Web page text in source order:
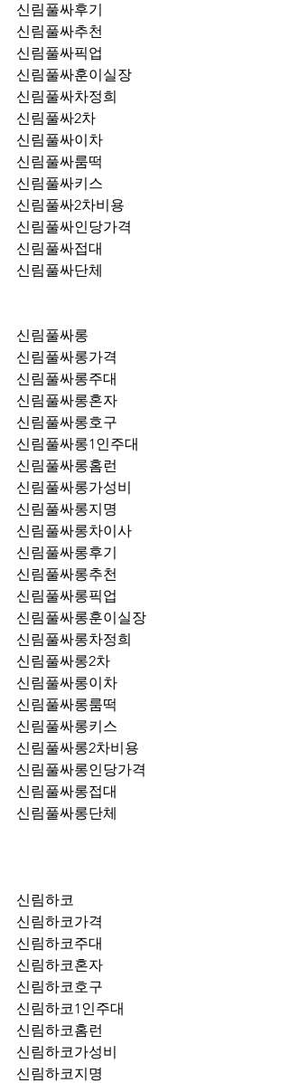
신림풀싸후기
신림풀싸추천
신림풀싸훈이실장
신림풀싸차정희
신림풀싸2차
신림풀싸이차
신림풀싸룸떡
신림풀싸키스
신림풀싸2차비용
신림풀싸인당가격
신림풀싸접대
신림풀싸단체
신림풀싸롱
신림풀싸롱가격
신림풀싸롱주대
신림풀싸롱혼자
신림풀싸롱호구
신림풀싸롱1인주대
신림풀싸롱홈런
신림풀싸롱가성비
신림풀싸롱지명
신림풀싸롱차이사
신림풀싸롱후기
신림풀싸롱추천
신림풀싸롱훈이실장
신림풀싸롱차정희
신림풀싸롱2차
신림풀싸롱이차
신림풀싸롱룸떡
신림풀싸롱키스
신림풀싸롱2차비용
신림풀싸롱인당가격
신림풀싸롱접대
신림풀싸롱단체
신림하코
신림하코가격
신림하코주대
신림하코혼자
신림하코호구
신림하코1인주대
신림하코홈런
신림하코가성비
신림하코지명